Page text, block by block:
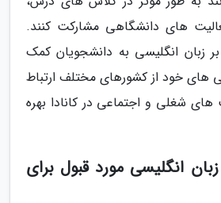
های دانشگاهی مشارکت کنند.
زبان انگلیسی به دانشجویان کمک
های خود از کشورهای مختلف ارتباط
های شغلی و اجتماعی در کانادا بهره
انگلیسی مورد قبول برای